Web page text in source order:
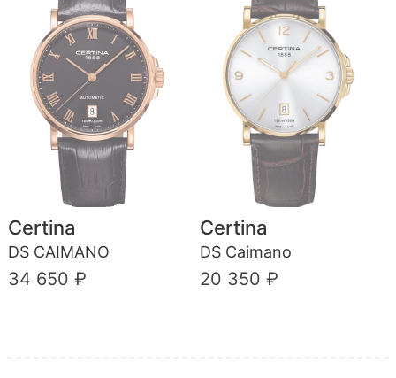
Certina
DS CAIMANO
34 650 ₽
Certina
DS Caimano
20 350 ₽